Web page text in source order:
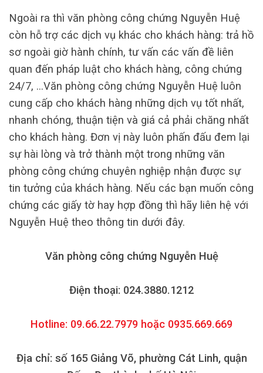
Ngoài ra thì văn phòng công chứng Nguyễn Huệ
còn hỗ trợ các dịch vụ khác cho khách hàng: trả hồ
sơ ngoài giờ hành chính, tư vấn các vấn đề liên
quan đến pháp luật cho khách hàng, công chứng
24/7, …Văn phòng công chứng Nguyễn Huệ luôn
cung cấp cho khách hàng những dịch vụ tốt nhất,
nhanh chóng, thuận tiện và giá cả phải chăng nhất
cho khách hàng. Đơn vị này luôn phấn đấu đem lại
sự hài lòng và trở thành một trong những văn
phòng công chứng chuyên nghiệp nhận được sự
tin tưởng của khách hàng. Nếu các bạn muốn công
chứng các giấy tờ hay hợp đồng thì hãy liên hệ với
Nguyễn Huệ theo thông tin dưới đây.
Văn phòng công chứng Nguyễn Huệ
Điện thoại: 024.3880.1212
Hotline: 09.66.22.7979 hoặc 0935.669.669
Địa chỉ: số 165 Giảng Võ, phường Cát Linh, quận